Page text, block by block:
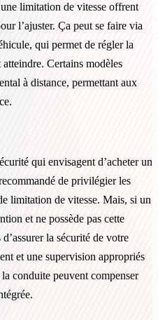
limitation de vitesse offrent
l’ajuster. Ça peut se faire via
qui permet de régler la
Certains modèles
à distance, permettant aux
qui envisagent d’acheter un
de privilégier les
limitation de vitesse. Mais, si un
et ne possède pas cette
la sécurité de votre
et une supervision appropriés
conduite peuvent compenser